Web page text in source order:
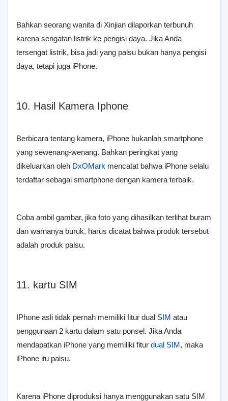
Bahkan seorang wanita di Xinjian dilaporkan terbunuh
karena sengatan listrik ke pengisi daya. Jika Anda
tersengat listrik, bisa jadi yang palsu bukan hanya pengisi
daya, tetapi juga iPhone.
10. Hasil Kamera Iphone
Berbicara tentang kamera, iPhone bukanlah smartphone
yang sewenang-wenang. Bahkan peringkat yang
dikeluarkan oleh DxOMark mencatat bahwa iPhone selalu
terdaftar sebagai smartphone dengan kamera terbaik.
Coba ambil gambar, jika foto yang dihasilkan terlihat buram
dan warnanya buruk, harus dicatat bahwa produk tersebut
adalah produk palsu.
11. kartu SIM
IPhone asli tidak pernah memiliki fitur dual SIM atau
penggunaan 2 kartu dalam satu ponsel. Jika Anda
mendapatkan iPhone yang memiliki fitur dual SIM, maka
iPhone itu palsu.
Karena iPhone diproduksi hanya menggunakan satu SIM